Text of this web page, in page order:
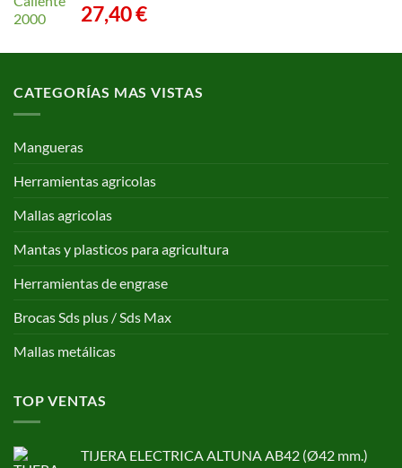
27,40€
CATEGORÍAS MAS VISTAS
Mangueras
Herramientas agricolas
Mallas agricolas
Mantas y plasticos para agricultura
Herramientas de engrase
Brocas Sds plus / Sds Max
Mallas metálicas
TOP VENTAS
TIJERA ELECTRICA ALTUNA AB42 (Ø42 mm.)